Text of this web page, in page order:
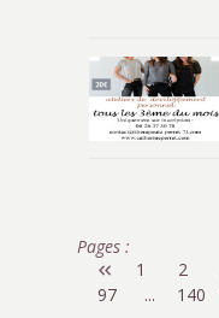
Pages :
1
2
97
... 140